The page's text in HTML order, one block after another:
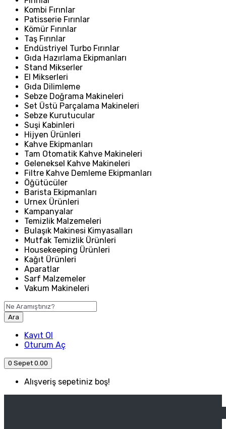
Kombi Fırınlar
Patisserie Fırınlar
Kömür Fırınlar
Taş Fırınlar
Endüstriyel Turbo Fırınlar
Gıda Hazırlama Ekipmanları
Stand Mikserler
El Mikserleri
Gıda Dilimleme
Sebze Doğrama Makineleri
Set Üstü Parçalama Makineleri
Sebze Kurutucular
Suşi Kabinleri
Hijyen Ürünleri
Kahve Ekipmanları
Tam Otomatik Kahve Makineleri
Geleneksel Kahve Makineleri
Filtre Kahve Demleme Ekipmanları
Öğütücüler
Barista Ekipmanları
Urnex Ürünleri
Kampanyalar
Temizlik Malzemeleri
Bulaşık Makinesi Kimyasalları
Mutfak Temizlik Ürünleri
Housekeeping Ürünleri
Kağıt Ürünleri
Aparatlar
Sarf Malzemeler
Vakum Makineleri
Ara
Kayıt Ol
Oturum Aç
0 Sepet 0.00
Alışveriş sepetiniz boş!